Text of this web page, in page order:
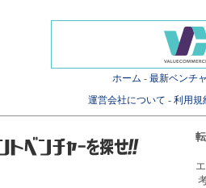
ホーム - 最新ベンチ
運営会社について - 利用規